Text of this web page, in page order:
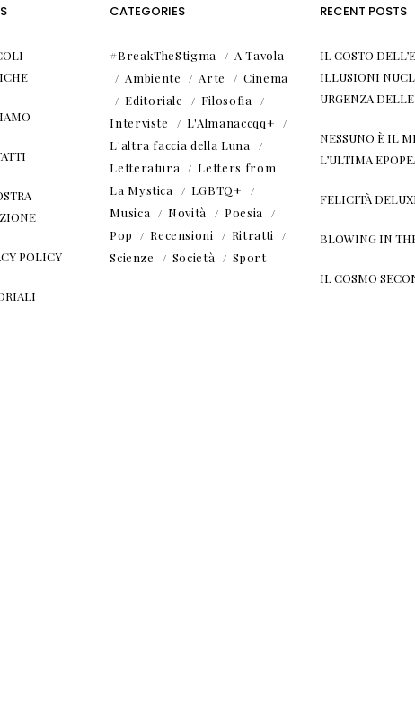
POLICY
CATEGORIES
#BreakTheStigma
A Tavola
Ambiente
Arte
Cinema
Editoriale
Filosofia
Interviste
L'Almanaccqq+
L'altra faccia della Luna
Letteratura
Letters from
La Mystica
LGBTQ+
Musica
Novità
Poesia
Pop
Recensioni
Ritratti
Scienze
Società Sport
RECENT POSTS
IL COSTO
ILLUSIONI
URGENZA
NESSUNO È IL
L’ULTIMA
FELICITÀ
BLOWING IN
IL COSMO